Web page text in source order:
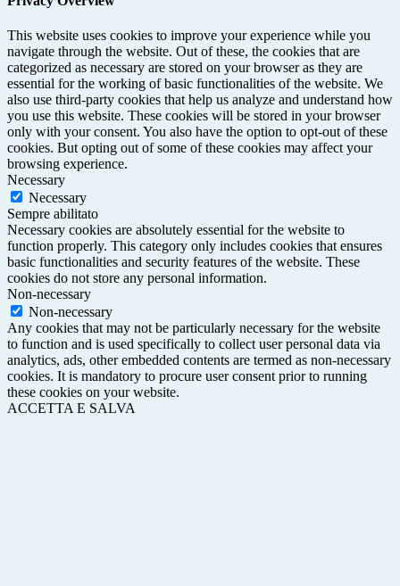
This website uses cookies to improve your experience while you
navigate through the website. Out of these, the cookies that are
categorized as necessary are stored on your browser as they are
essential for the working of basic functionalities of the website. We
also use third-party cookies that help us analyze and understand how
you use this website. These cookies will be stored in your browser
only with your consent. You also have the option to opt-out of these
cookies. But opting out of some of these cookies may affect your
browsing experience.
Necessary
Necessary
Sempre abilitato
Necessary cookies are absolutely essential for the website to
function properly. This category only includes cookies that ensures
basic functionalities and security features of the website. These
cookies do not store any personal information.
Non-necessary
Non-necessary
Any cookies that may not be particularly necessary for the website
to function and is used specifically to collect user personal data via
analytics, ads, other embedded contents are termed as non-necessary
cookies. It is mandatory to procure user consent prior to running
these cookies on your website.
ACCETTA E SALVA